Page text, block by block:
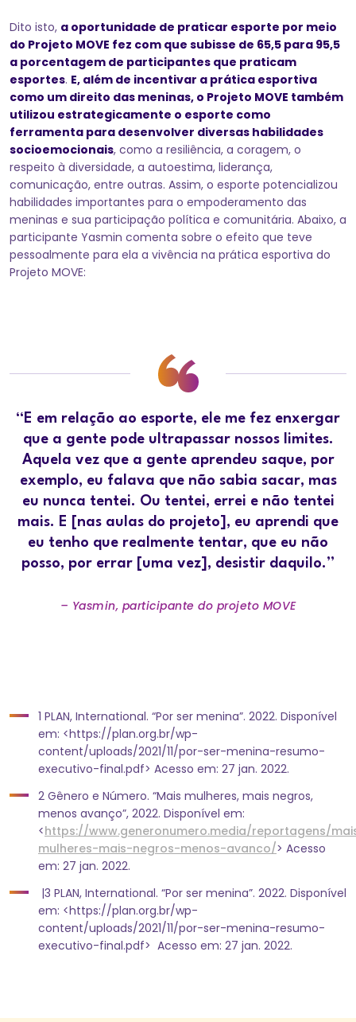
Dito isto, a oportunidade de praticar esporte por meio
do Projeto MOVE fez com que subisse de 65,5 para 95,5
a porcentagem de participantes que praticam
esportes. E, além de incentivar a prática esportiva
como um direito das meninas, o Projeto MOVE também
utilizou estrategicamente o esporte como
ferramenta para desenvolver diversas habilidades
socioemocionais, como a resiliência, a coragem, o
respeito à diversidade, a autoestima, liderança,
comunicação, entre outras. Assim, o esporte potencializou
habilidades importantes para o empoderamento das
meninas e sua participação política e comunitária. Abaixo, a
participante Yasmin comenta sobre o efeito que teve
pessoalmente para ela a vivência na prática esportiva do
Projeto MOVE:
“E em relação ao esporte, ele me fez enxergar
que a gente pode ultrapassar nossos limites.
Aquela vez que a gente aprendeu saque, por
exemplo, eu falava que não sabia sacar, mas
eu nunca tentei. Ou tentei, errei e não tentei
mais. E [nas aulas do projeto], eu aprendi que
eu tenho que realmente tentar, que eu não
posso, por errar [uma vez], desistir daquilo.”
– Yasmin, participante do projeto MOVE
1 PLAN, International. “Por ser menina”. 2022. Disponível
em: <https://plan.org.br/wp-
content/uploads/2021/11/por-ser-menina-resumo-
executivo-final.pdf> Acesso em: 27 jan. 2022.
2 Gênero e Número. “Mais mulheres, mais negros,
menos avanço”, 2022. Disponível em:
<https://www.generonumero.media/reportagens/
mulheres-mais-negros-menos-avanco/> Acesso
em: 27 jan. 2022.
|3 PLAN, International. “Por ser menina”. 2022. Disponível
em: <https://plan.org.br/wp-
content/uploads/2021/11/por-ser-menina-resumo-
executivo-final.pdf> Acesso em: 27 jan. 2022.